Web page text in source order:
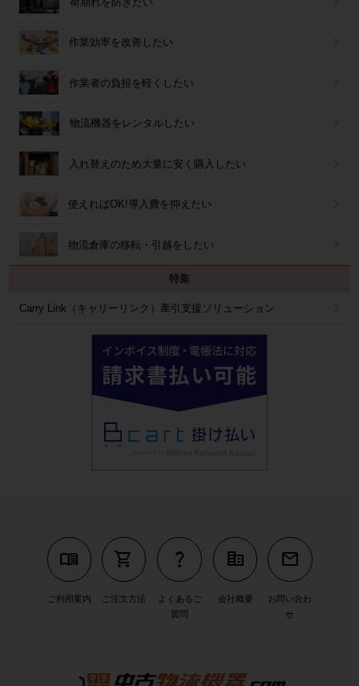
作業効率を改善したい
作業者の負担を軽くしたい
物流機器をレンタルしたい
入れ替えのため大量に安く購入したい
使えればOK!導入費を抑えたい
物流倉庫の移転・引越をしたい
特集
Carry Link（キャリーリンク）牽引支援ソリューション
menu_book
ご利用案内
shopping_cart
ご注文方法
question_mark
よくあるご
質問
corporate_fare
会社概要
mail
お問い合わ
せ